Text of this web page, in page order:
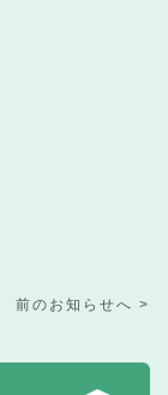
前のお知らせへ >